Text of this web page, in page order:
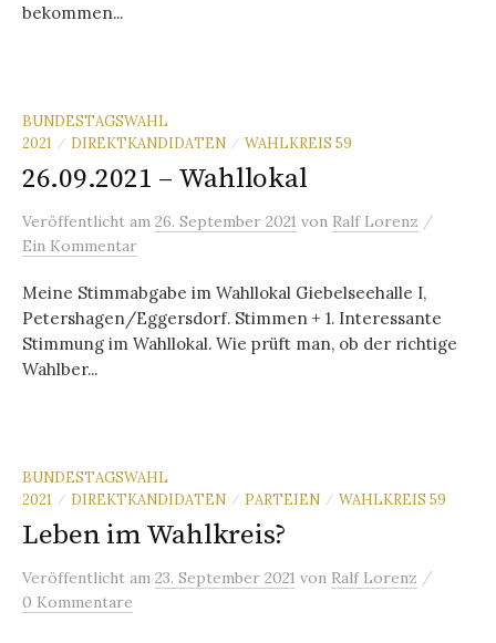
bekommen...
BUNDESTAGSWAHL
2021
/ DIREKTKANDIDATEN / WAHLKREIS 59
26.09.2021 – Wahllokal
Veröffentlicht am 26. September 2021 von Ralf Lorenz /
Ein Kommentar
Meine Stimmabgabe im Wahllokal Giebelseehalle I,
Petershagen/Eggersdorf. Stimmen + 1. Interessante
Stimmung im Wahllokal. Wie prüft man, ob der richtige
Wahlber...
BUNDESTAGSWAHL
2021
/ DIREKTKANDIDATEN / PARTEIEN / WAHLKREIS 59
Leben im Wahlkreis?
Veröffentlicht am 23. September 2021 von Ralf Lorenz /
0 Kommentare